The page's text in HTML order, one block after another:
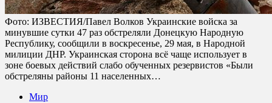
Фото: ИЗВЕСТИЯ/Павел Волков Украинские войска за
минувшие сутки 47 раз обстреляли Донецкую Народную
Республику, сообщили в воскресенье, 29 мая, в Народной
милиции ДНР. Украинская сторона всё чаще использует в
зоне боевых действий слабо обученных резервистов «Были
обстреляны районы 11 населенных…
Мир